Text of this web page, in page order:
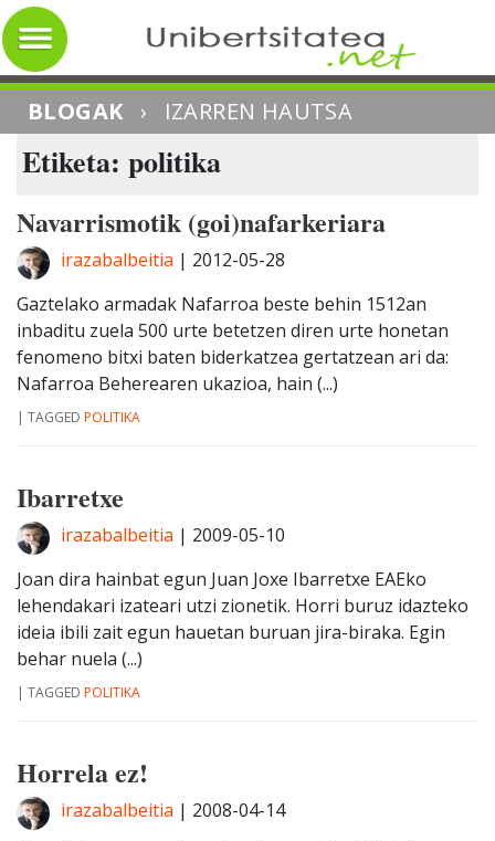
BLOGAK › IZARREN HAUTSA
Etiketa: politika
Navarrismotik (goi)nafarkeriara
irazabalbeitia | 2012-05-28
Gaztelako armadak Nafarroa beste behin 1512an
inbaditu zuela 500 urte betetzen diren urte honetan
fenomeno bitxi baten biderkatzea gertatzean ari da:
Nafarroa Beherearen ukazioa, hain (...)
| TAGGED POLITIKA
Ibarretxe
irazabalbeitia | 2009-05-10
Joan dira hainbat egun Juan Joxe Ibarretxe EAEko
lehendakari izateari utzi zionetik. Horri buruz idazteko
ideia ibili zait egun hauetan buruan jira-biraka. Egin
behar nuela (...)
| TAGGED POLITIKA
Horrela ez!
irazabalbeitia | 2008-04-14